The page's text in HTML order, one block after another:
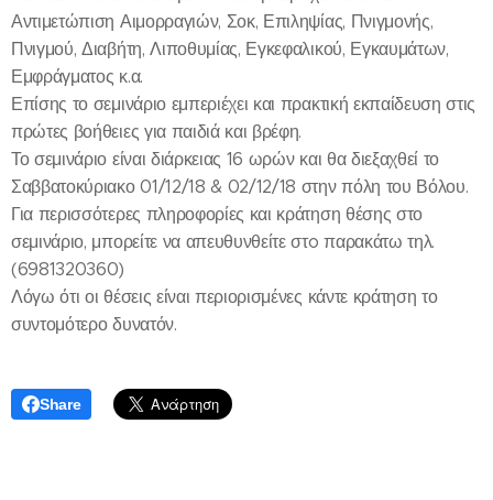
Αντιμετώπιση Αιμορραγιών, Σοκ, Επιληψίας, Πνιγμονής,
Πνιγμού, Διαβήτη, Λιποθυμίας, Εγκεφαλικού, Εγκαυμάτων,
Εμφράγματος κ.α.
Επίσης το σεμινάριο εμπεριέχει και πρακτική εκπαίδευση στις
πρώτες βοήθειες για παιδιά και βρέφη.
Το σεμινάριο είναι διάρκειας 16 ωρών και θα διεξαχθεί το
Σαββατοκύριακο 01/12/18 & 02/12/18 στην πόλη του Βόλου.
Για περισσότερες πληροφορίες και κράτηση θέσης στο
σεμινάριο, μπορείτε να απευθυνθείτε στo παρακάτω τηλ.
(6981320360)
Λόγω ότι οι θέσεις είναι περιορισμένες κάντε κράτηση το
συντομότερο δυνατόν.
Share